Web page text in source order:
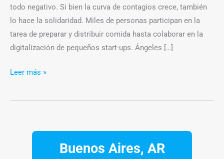
todo negativo. Si bien la curva de contagios crece, también
lo hace la solidaridad. Miles de personas participan en la
tarea de preparar y distribuir comida hasta colaborar en la
digitalización de pequeños start-ups. Ángeles […]
Leer más »
Buenos Aires, AR